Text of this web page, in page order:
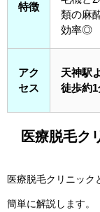
特徴
類の麻
効率◎
アク
セス
天神駅
徒歩約1
医療脱毛ク
医療脱毛クリニック
簡単に解説します。